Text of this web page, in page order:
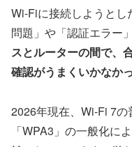
Wi-Fiに接続しようとし
問題」や「認証エラー
スとルーターの間で、
確認がうまくいかなかっ
2026年現在、Wi-Fi 7
「WPA3」の一般化に